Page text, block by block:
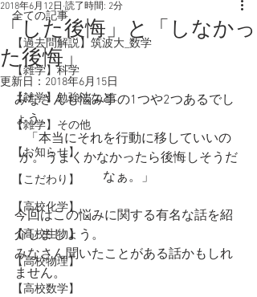
全ての記事
【過去問解説】筑波大_数学
【雑学】科学
【雑学】勉強法など
【雑学】その他
【お知らせ】
【こだわり】
【高校化学】
【高校生物】
【高校物理】
【高校数学】
「した後悔」と「しなかっ
た後悔」
2018年6月12日 読了時間: 2分
更新日： 2018年6月15日
みなさんも悩み事の1つや2つあるでし
ょう。
「本当にそれを行動に移していいの
か。うまくかなかったら後悔しそうだ
なぁ。」
今回はこの悩みに関する有名な話を紹
介しましょう。
みなさん聞いたことがある話かもしれ
ません。